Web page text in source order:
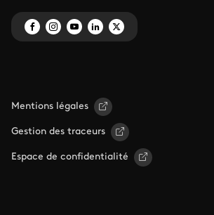
Mentions légales
Gestion des traceurs
Espace de confidentialité